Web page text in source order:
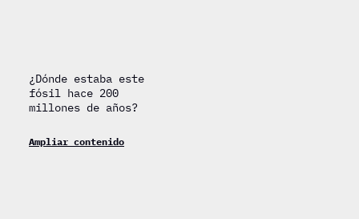
¿Dónde estaba este
fósil hace 200
millones de años?
Ampliar contenido